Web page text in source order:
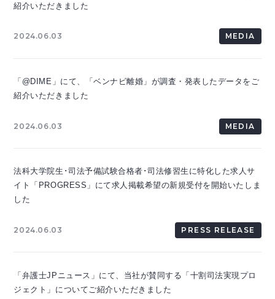
2024.06.03 MEDIA
紹介いただきました
2024.06.03 MEDIA
「@DIME」にて、「ベンナビ離婚」が調査・発表したデータをご
紹介いただきました
2024.06.03 PRESS RELEASE
法科大学院生･司法予備試験合格者･司法修習生に特化した求人サ
イト「PROGRESS」にて求人掲載希望の新規受付を開始いたしま
した
「弁護士JPニュース」にて、当社が賛同する「十割司法実現プロ
ジェクト」についてご紹介いただきました